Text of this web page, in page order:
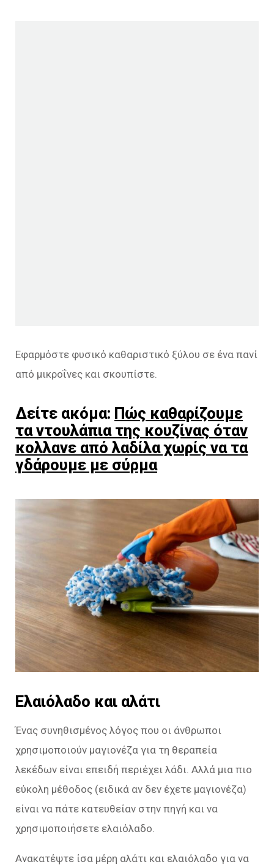
Εφαρμόστε φυσικό καθαριστικό ξύλου σε ένα πανί
από μικροΐνες και σκουπίστε.
Δείτε ακόμα: Πώς καθαρίζουμε
τα ντουλάπια της κουζίνας όταν
κολλανε από λαδίλα χωρίς να τα
γδάρουμε με σύρμα
Ελαιόλαδο και αλάτι
Ένας συνηθισμένος λόγος που οι άνθρωποι
χρησιμοποιούν μαγιονέζα για τη θεραπεία
λεκέδων είναι επειδή περιέχει λάδι. Αλλά μια πιο
εύκολη μέθοδος (ειδικά αν δεν έχετε μαγιονέζα)
είναι να πάτε κατευθείαν στην πηγή και να
χρησιμοποιήσετε ελαιόλαδο.
Ανακατέψτε ίσα μέρη αλάτι και ελαιόλαδο για να